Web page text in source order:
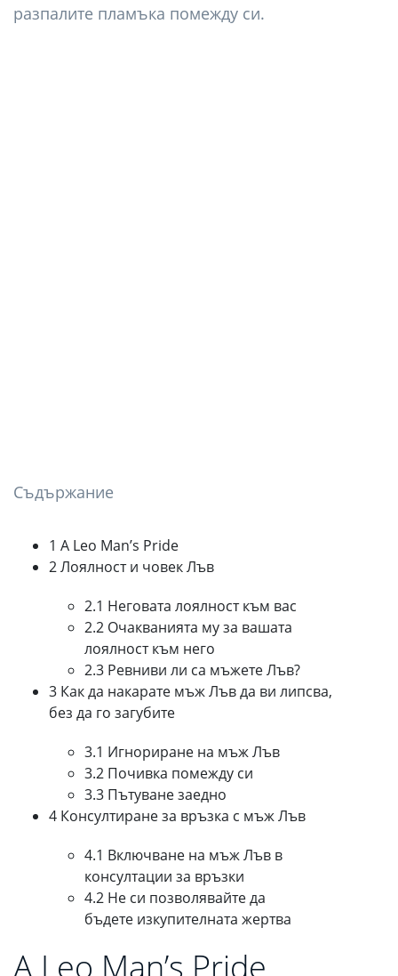
разпалите пламъка помежду си.
Съдържание
1 A Leo Man’s Pride
2 Лоялност и човек Лъв
2.1 Неговата лоялност към вас
2.2 Очакванията му за вашата
лоялност към него
2.3 Ревниви ли са мъжете Лъв?
3 Как да накарате мъж Лъв да ви липсва,
без да го загубите
3.1 Игнориране на мъж Лъв
3.2 Почивка помежду си
3.3 Пътуване заедно
4 Консултиране за връзка с мъж Лъв
4.1 Включване на мъж Лъв в
консултации за връзки
4.2 Не си позволявайте да
бъдете изкупителната жертва
A Leo Man’s Pride